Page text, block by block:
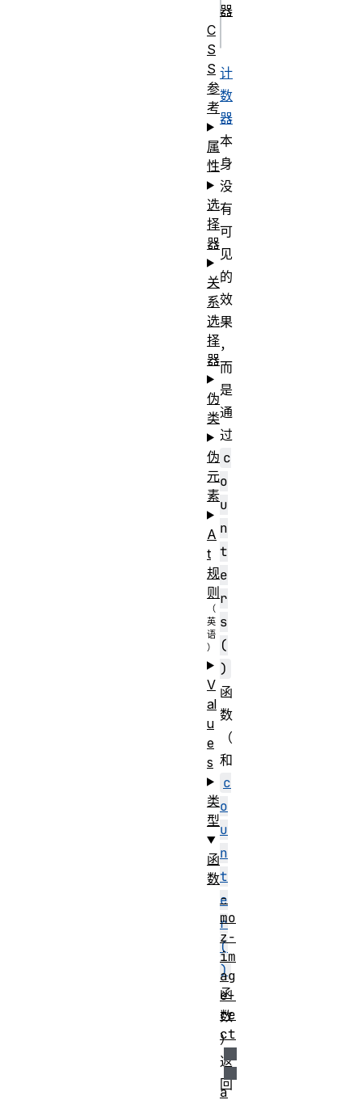
计
数
器
本
身
没
有
可
见
的
效
果
，
而
是
通
过
c
o
u
n
t
e
r
s
(
)
函
数
（
和
c
o
u
n
t
e
r
(
)
函
数
）
返
回
器
C
S
S
参
考
属
性
选
择
器
关
系
选
择
器
伪
类
伪
元
素
A
t
规
则
V
al
u
e
s
类
型
函
数
-
mo
z-
im
ag
e-
re
ct
a